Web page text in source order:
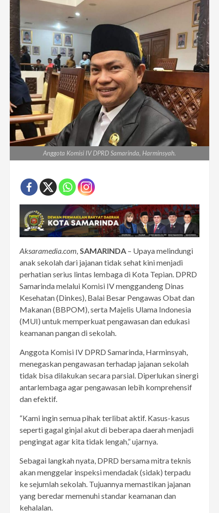
Anggota Komisi IV DPRD Samarinda, Harminsyah.
Aksaramedia.com, SAMARINDA – Upaya melindungi
anak sekolah dari jajanan tidak sehat kini menjadi
perhatian serius lintas lembaga di Kota Tepian. DPRD
Samarinda melalui Komisi IV menggandeng Dinas
Kesehatan (Dinkes), Balai Besar Pengawas Obat dan
Makanan (BBPOM), serta Majelis Ulama Indonesia
(MUI) untuk memperkuat pengawasan dan edukasi
keamanan pangan di sekolah.
Anggota Komisi IV DPRD Samarinda, Harminsyah,
menegaskan pengawasan terhadap jajanan sekolah
tidak bisa dilakukan secara parsial. Diperlukan sinergi
antarlembaga agar pengawasan lebih komprehensif
dan efektif.
“Kami ingin semua pihak terlibat aktif. Kasus-kasus
seperti gagal ginjal akut di beberapa daerah menjadi
pengingat agar kita tidak lengah,” ujarnya.
Sebagai langkah nyata, DPRD bersama mitra teknis
akan menggelar inspeksi mendadak (sidak) terpadu
ke sejumlah sekolah. Tujuannya memastikan jajanan
yang beredar memenuhi standar keamanan dan
kehalalan.